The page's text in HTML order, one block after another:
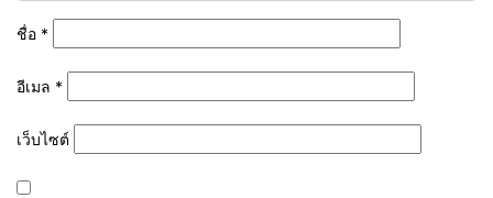
ชื่อ *
อีเมล *
เว็บไซต์